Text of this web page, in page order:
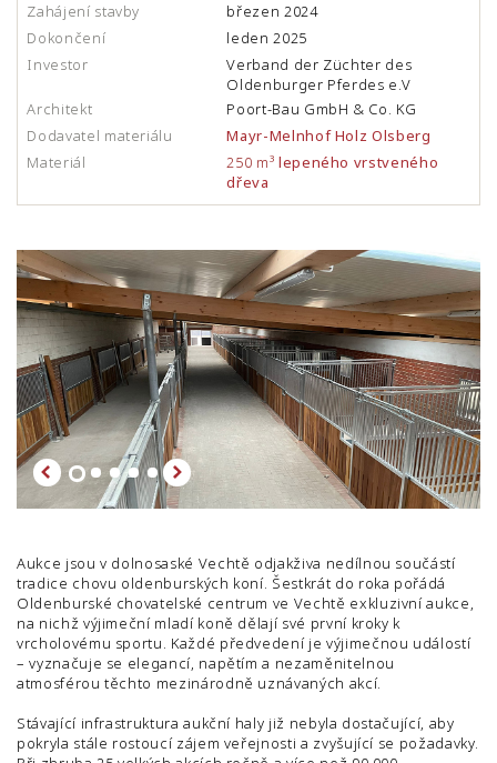
Zahájení stavby
březen 2024
Dokončení
leden 2025
Investor
Verband der Züchter des
Oldenburger Pferdes e.V
Architekt
Poort-Bau GmbH & Co. KG
Dodavatel materiálu
Mayr-Melnhof Holz Olsberg
Materiál
250 m³ lepeného vrstveného
dřeva
Aukce jsou v dolnosaské Vechtě odjakživa nedílnou součástí
tradice chovu oldenburských koní. Šestkrát do roka pořádá
Oldenburské chovatelské centrum ve Vechtě exkluzivní aukce,
na nichž výjimeční mladí koně dělají své první kroky k
vrcholovému sportu. Každé předvedení je výjimečnou událostí
– vyznačuje se elegancí, napětím a nezaměnitelnou
atmosférou těchto mezinárodně uznávaných akcí.
Stávající infrastruktura aukční haly již nebyla dostačující, aby
pokryla stále rostoucí zájem veřejnosti a zvyšující se požadavky.